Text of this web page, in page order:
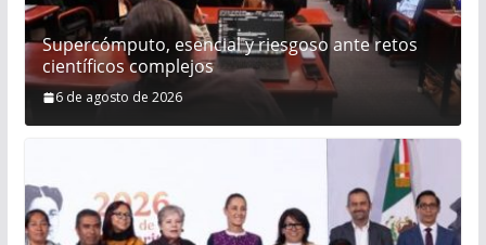
Supercómputo, esencial y riesgoso ante retos
científicos complejos
6 de agosto de 2026